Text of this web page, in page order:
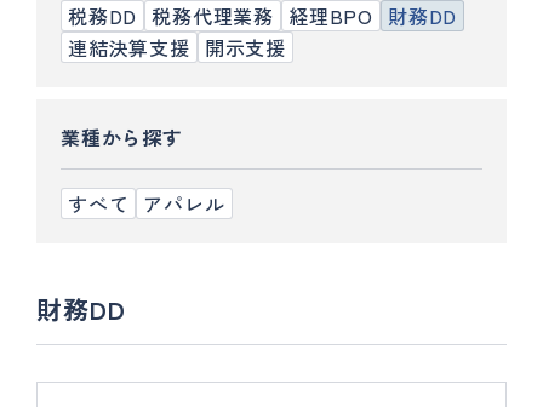
税務DD 税務代理業務 経理BPO
財務DD
連結決算支援 開示支援
業種から探す
すべて アパレル
財務DD